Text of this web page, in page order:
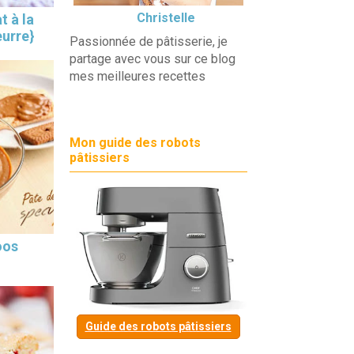
à la
Christelle
Passionnée de pâtisserie, je
partage avec vous sur ce blog
mes meilleures recettes
Mon guide des robots
pâtissiers
Guide des robots pâtissiers